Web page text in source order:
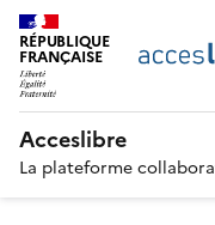
RÉPUBLIQUE
FRANÇAISE
Acceslibre
La plateforme